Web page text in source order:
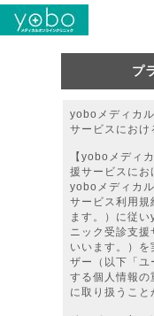
プ
yoboメディカ
サービスにおけ
【yoboメディ
援サービスにお
yoboメディカ
サービス利用規
ます。）に従
ニック受診支援
いいます。）
ザー（以下「ユ
する個人情報の
に取り扱うこと